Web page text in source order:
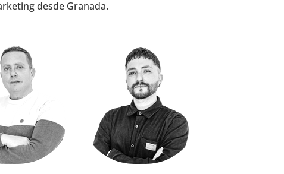
desde Granada.
TORRES BAENA
Web
para que todo
como se
DAVID CONDE GARRIDO
Diseño Gráfico & Web
Para él, cada píxel cuenta en el
resultado final. Su objetivo es
que digas ¡WOW!